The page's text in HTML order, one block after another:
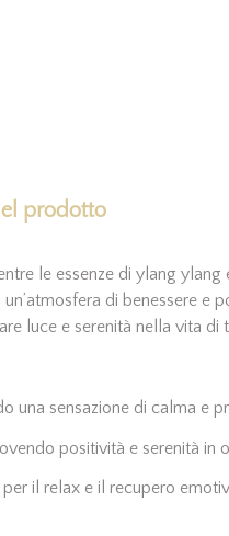
prodotto
le essenze di ylang
di benessere e
luce e serenità nella vita di
una sensazione di calma e
positività e serenità in
il relax e il recupero